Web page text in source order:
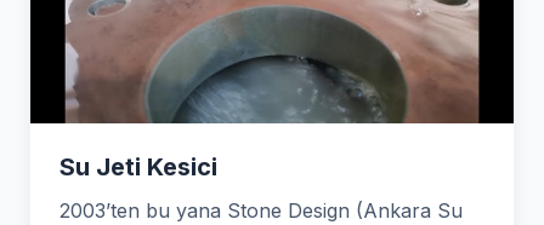
Su Jeti Kesici
2003’ten bu yana Stone Design (Ankara Su